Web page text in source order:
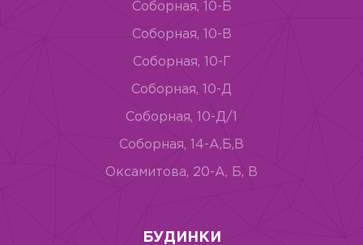
Соборная, 10-Б
Соборная, 10-В
Соборная, 10-Г
Соборная, 10-Д
Соборная, 10-Д/1
Соборная, 14-А,Б,В
Оксамитова, 20-А, Б, В
БУДИНКИ